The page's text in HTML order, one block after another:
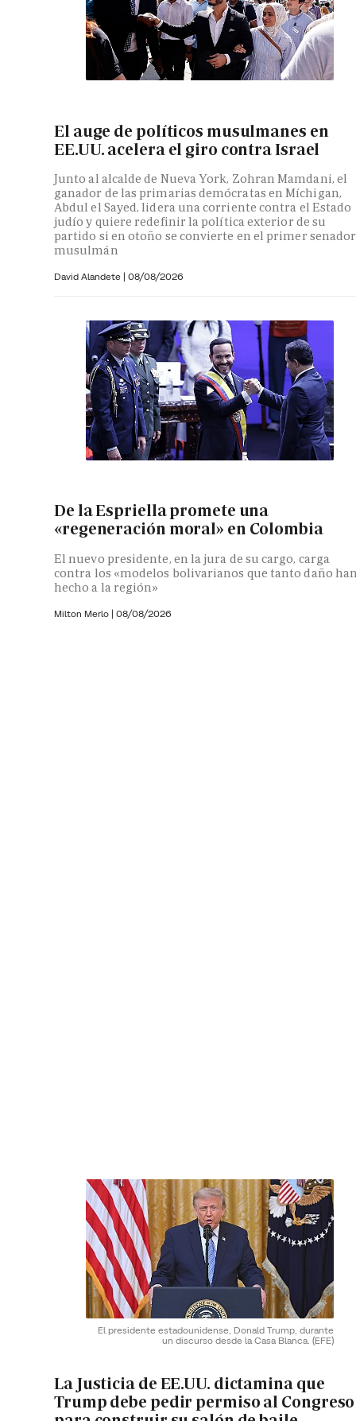
El auge de políticos musulmanes en
EE.UU. acelera el giro contra Israel
Junto al alcalde de Nueva York, Zohran Mamdani, el
ganador de las primarias demócratas en Míchigan,
Abdul el Sayed, lidera una corriente contra el Estado
judío y quiere redefinir la política exterior de su
partido si en otoño se convierte en el primer senador
musulmán
David Alandete | 08/08/2026
De la Espriella promete una
«regeneración moral» en Colombia
El nuevo presidente, en la jura de su cargo, carga
contra los «modelos bolivarianos que tanto daño
hecho a la región»
Milton Merlo | 08/08/2026
El presidente estadounidense, Donald Trump, durante
un discurso desde la Casa Blanca. (EFE)
La Justicia de EE.UU. dictamina que
Trump debe pedir permiso al Congreso